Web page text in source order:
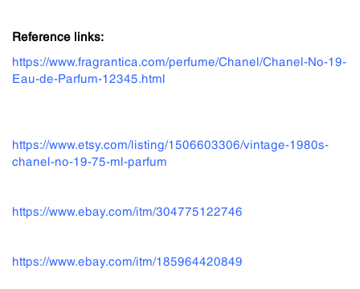
Reference links:
https://www.fragrantica.com/perfume/Chanel/Chanel-No-19-
Eau-de-Parfum-12345.html
https://www.etsy.com/listing/1506603306/vintage-1980s-
chanel-no-19-75-ml-parfum
https://www.ebay.com/itm/304775122746
https://www.ebay.com/itm/185964420849